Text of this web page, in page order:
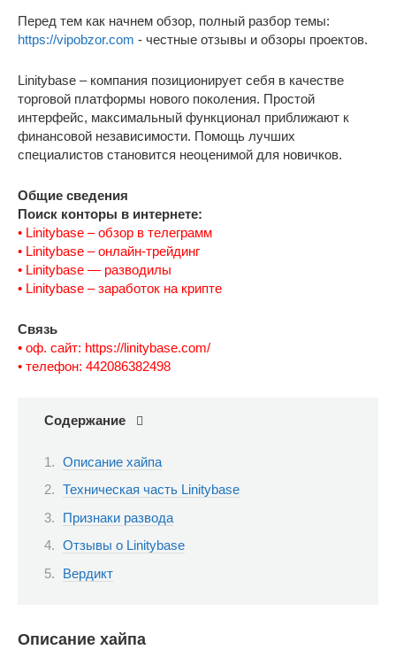
Перед тем как начнем обзор, полный разбор темы:
https://vipobzor.com - честные отзывы и обзоры проектов.
Linitybase – компания позиционирует себя в качестве
торговой платформы нового поколения. Простой
интерфейс, максимальный функционал приближают к
финансовой независимости. Помощь лучших
специалистов становится неоценимой для новичков.
Общие сведения
Поиск конторы в интернете:
• Linitybase – обзор в телеграмм
• Linitybase – онлайн-трейдинг
• Linitybase — разводилы
• Linitybase – заработок на крипте
Связь
• оф. сайт: https://linitybase.com/
• телефон: 442086382498
Содержание
Описание хайпа
Техническая часть Linitybase
Признаки развода
Отзывы о Linitybase
Вердикт
Описание хайпа